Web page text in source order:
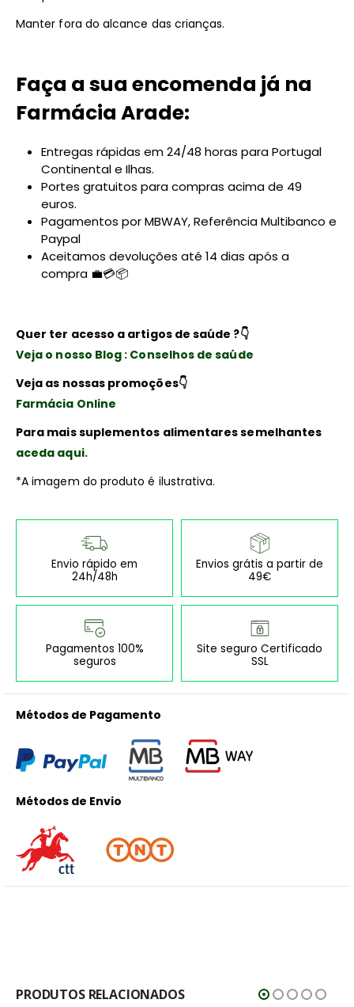
Manter fora do alcance das crianças.
Faça a sua encomenda já na
Farmácia Arade:
Entregas rápidas em 24/48 horas para Portugal
Continental e Ilhas.
Portes gratuitos para compras acima de 49
euros.
Pagamentos por MBWAY, Referência Multibanco e
Paypal
Aceitamos devoluções até 14 dias após a
compra 💼💳📦
Quer ter acesso a artigos de saúde ?👇
Veja o nosso Blog : Conselhos de saúde
Veja as nossas promoções👇
Farmácia Online
Para mais suplementos alimentares semelhantes
aceda aqui.
*A imagem do produto é ilustrativa.
Envio rápido em
24h/48h
Envios grátis a partir de
49€
Pagamentos 100%
seguros
Site seguro Certificado
SSL
Métodos de Pagamento
Métodos de Envio
PRODUTOS RELACIONADOS